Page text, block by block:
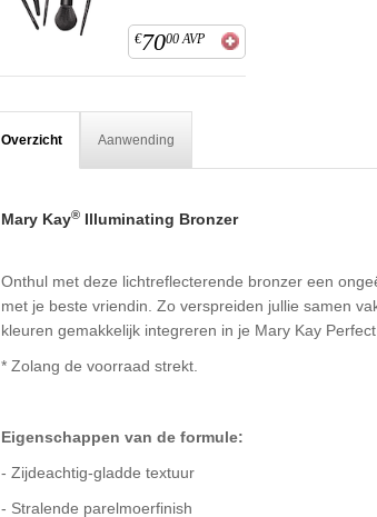
€7000 AVP
Overzicht Aanwending
Mary Kay®Illuminating Bronzer
Onthul met deze lichtreflecterende bronzer een
met je beste vriendin. Zo verspreiden jullie samen
kleuren gemakkelijk integreren in je Mary Kay
* Zolang de voorraad strekt.
Eigenschappen van de formule:
- Zijdeachtig-gladde textuur
- Stralende parelmoerfinish